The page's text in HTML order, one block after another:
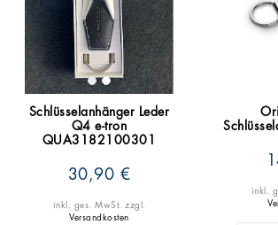
Schlüsselanhänger Leder
Q4 e-tron
QUA3182100301
30,90 €
inkl. ges. MwSt. zzgl.
Versandkosten
inkl.